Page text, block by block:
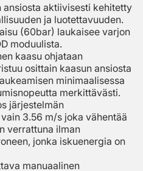
ansiosta aktiivisesti kehitetty
ja luotettavuuden.
(60bar) laukaisee varjon
moduulista.
kaasu ohjataan
osittain kaasun ansiosta
minimaalisessa
merkittävästi.
järjestelmän
3.56 m/s joka vähentää
verrattuna ilman
jonka iskuenergia on
manuaalinen